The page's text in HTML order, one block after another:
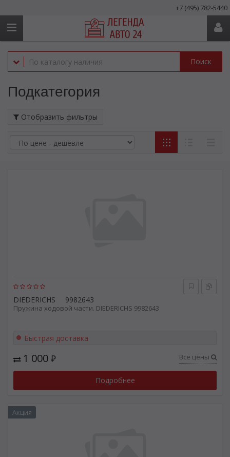
+7 (495) 782-5440
Поиск
Подкатегория
Отобразить фильтры
DIEDERICHS 9982643
Пружина ходовой части. DIEDERICHS 9982643
Быстрая доставка
1 000 ₽ Все цены
Подробнее
Акция